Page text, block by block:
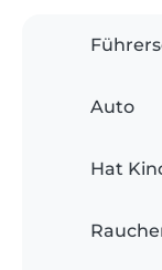
Auto
Hat